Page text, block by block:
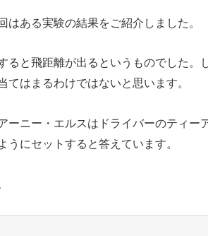
はある実験の結果をご紹介しました。
ると飛距離が出るというものでした。
はまるわけではないと思います。
ーニー・エルスはドライバーのティー
にセットすると答えています。